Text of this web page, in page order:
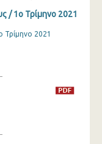
/ 1o Τρίμηνο 2021
Τρίμηνο 2021